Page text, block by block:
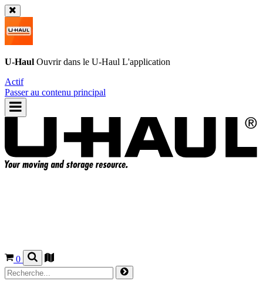
U-Haul Ouvrir dans le U-Haul L'application
Actif
Passer au contenu principal
0